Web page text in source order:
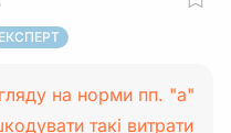
ЕКСПЕРТ
на норми пп. "а"
такі витрати